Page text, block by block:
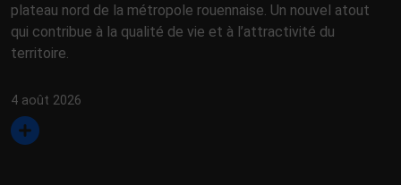
plateau nord de la métropole rouennaise. Un nouvel atout
qui contribue à la qualité de vie et à l’attractivité du
territoire.
4 août 2026